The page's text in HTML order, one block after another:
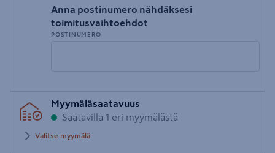
Anna postinumero nähdäksesi
toimitusvaihtoehdot
POSTINUMERO
postinumero
Myymäläsaatavuus
Saatavilla 1 eri myymälästä
Valitse myymälä